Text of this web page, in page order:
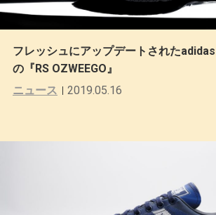
フレッシュにアップデートされた
の『RS OZWEEGO』
ニュース
2019.05.16